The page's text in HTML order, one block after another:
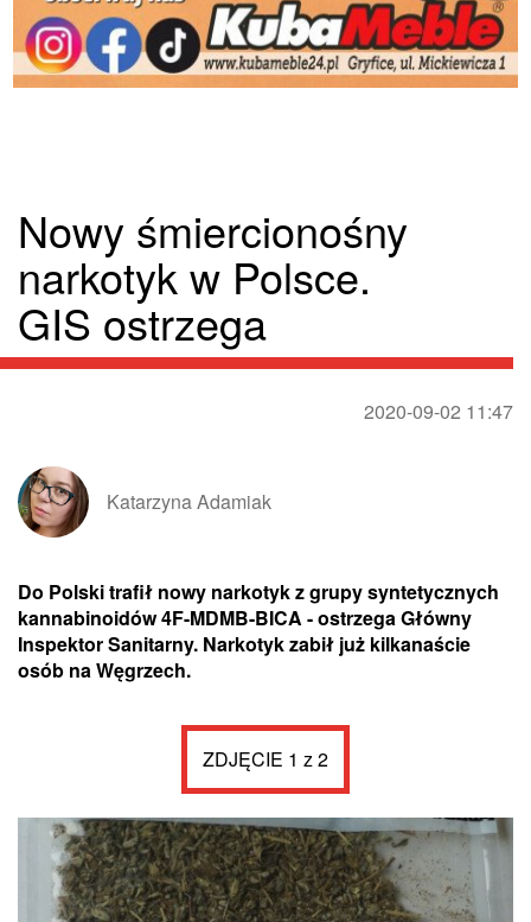
Nowy śmiercionośny
narkotyk w Polsce.
GIS ostrzega
2020-09-02 11:47
Katarzyna Adamiak
Do Polski trafił nowy narkotyk z grupy syntetycznych
kannabinoidów 4F-MDMB-BICA - ostrzega Główny
Inspektor Sanitarny. Narkotyk zabił już kilkanaście
osób na Węgrzech.
ZDJĘCIE 1 z 2